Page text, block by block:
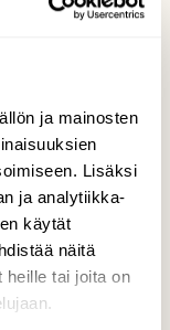
ja mainosten
Lisäksi
ja analytiikka-
käytät
näitä
heille tai joita on
vaihteeksi
ja
ollut
välistä ihan